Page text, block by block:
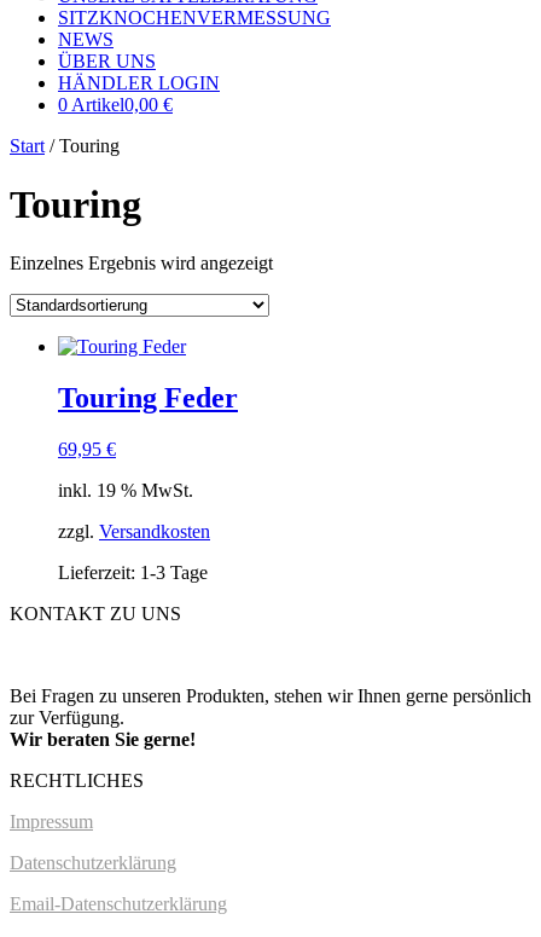
SITZKNOCHENVERMESSUNG
NEWS
ÜBER UNS
HÄNDLER LOGIN
0 Artikel0,00 €
Start / Touring
Touring
Einzelnes Ergebnis wird angezeigt
Touring Feder
69,95 €
inkl. 19 % MwSt.
zzgl. Versandkosten
Lieferzeit: 1-3 Tage
KONTAKT ZU UNS
Bei Fragen zu unseren Produkten, stehen wir Ihnen gerne persönlich
zur Verfügung.
Wir beraten Sie gerne!
RECHTLICHES
Impressum
Datenschutzerklärung
Email-Datenschutzerklärung